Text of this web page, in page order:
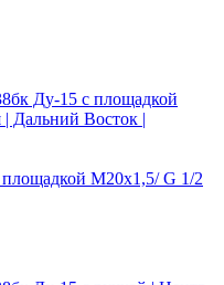
М20х1,5/ G 1/2